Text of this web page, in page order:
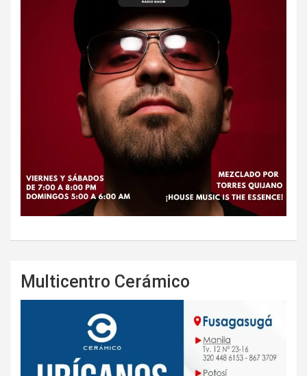
Multicentro Cerámico